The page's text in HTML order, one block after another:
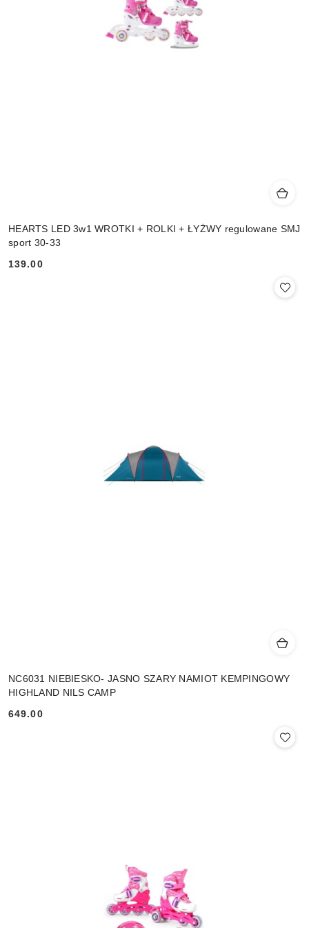
HEARTS LED 3w1 WROTKI + ROLKI + ŁYŻWY regulowane SMJ
sport 30-33
Cena:
139.00
NC6031 NIEBIESKO- JASNO SZARY NAMIOT KEMPINGOWY
HIGHLAND NILS CAMP
Cena:
649.00